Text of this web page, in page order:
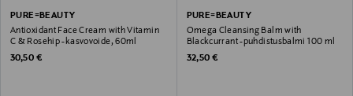
PURE=BEAUTY
Antioxidant Face Cream with Vitamin
C & Rosehip -kasvovoide, 60ml
Original Price
30,50 €
PURE=BEAUTY
Omega Cleansing Balm with
Blackcurrant -puhdistusbalmi 100 ml
Original Price
32,50 €